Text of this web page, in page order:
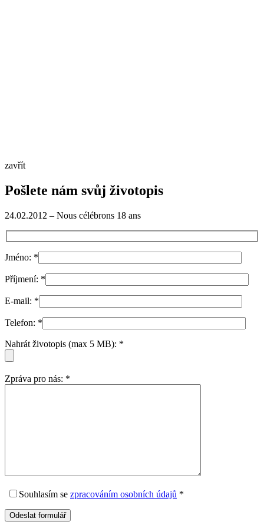
zavřít
Pošlete nám svůj životopis
24.02.2012 – Nous célébrons 18 ans
Jméno: *
Příjmení: *
E-mail: *
Telefon: *
Nahrát životopis (max 5 MB): *
Zpráva pro nás: *
Souhlasím se zpracováním osobních údajů *